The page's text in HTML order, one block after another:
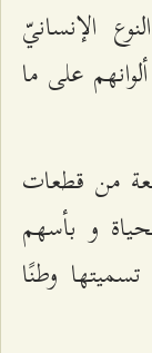
الإنسانيّ
على ما
من قطعات
و بأسهم
وطنًا